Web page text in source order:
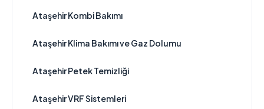
Ataşehir Kombi Bakımı
Ataşehir Klima Bakımı ve Gaz Dolumu
Ataşehir Petek Temizliği
Ataşehir VRF Sistemleri